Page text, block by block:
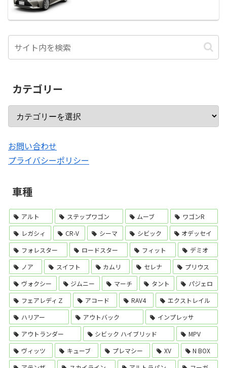
カテゴリー
お問い合わせ
プライバシーポリシー
車種
アルト ステップワゴン ムーブ
ワゴンR
レガシィ
CR-V シーマ シビック
オデッセイ
フォレスター
ロードスター フィット
デミオ
ノア
スイフト カムリ セレナ
プリウス
ヴォクシー
ジムニー マーチ タント
パジェロ
フェアレディＺ
アコード RAV4
エクストレイル
ハリアー
アウトバック
インプレッサ
アウトランダー
シビック ハイブリッド
MPV
ヴィッツ
キューブ プレマシー XV
N BOX